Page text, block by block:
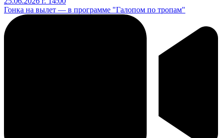
Гонка на вылет — в программе "Галопом по тропам"